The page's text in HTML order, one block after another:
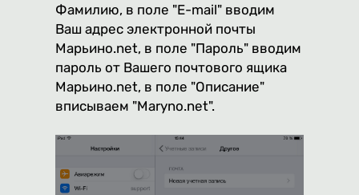
Фамилию, в поле "E-mail" вводим
Ваш адрес электронной почты
Марьино.net, в поле "Пароль" вводим
пароль от Вашего почтового ящика
Марьино.net, в поле "Описание"
вписываем "Maryno.net".